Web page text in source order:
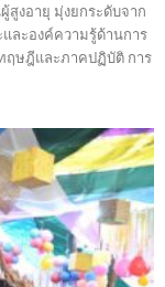
สูงอายุ มุ่งยกระดับจาก
และองค์ความรู้ด้านการ
ฤษฎีและภาคปฏิบัติ การ